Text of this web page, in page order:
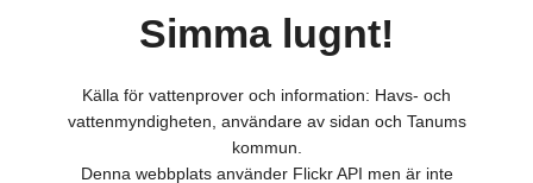
Simma lugnt!
Källa för vattenprover och information: Havs- och
vattenmyndigheten, användare av sidan och Tanums
kommun.
Denna webbplats använder Flickr API men är inte